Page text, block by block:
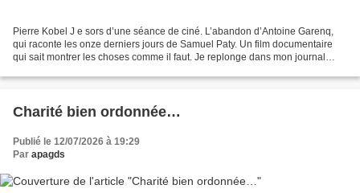
Pierre Kobel J e sors d’une séance de ciné. L’abandon d’Antoine Garenq,
qui raconte les onze derniers jours de Samuel Paty. Un film documentaire
qui sait montrer les choses comme il faut. Je replonge dans mon journal
Charité bien ordonnée…
Publié le 12/07/2026 à 19:29
Par apagds